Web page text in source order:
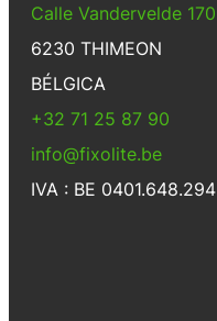
Calle Vandervelde 170
6230 THIMEON
BÉLGICA
+32 71 25 87 90
info@fixolite.be
IVA : BE 0401.648.294